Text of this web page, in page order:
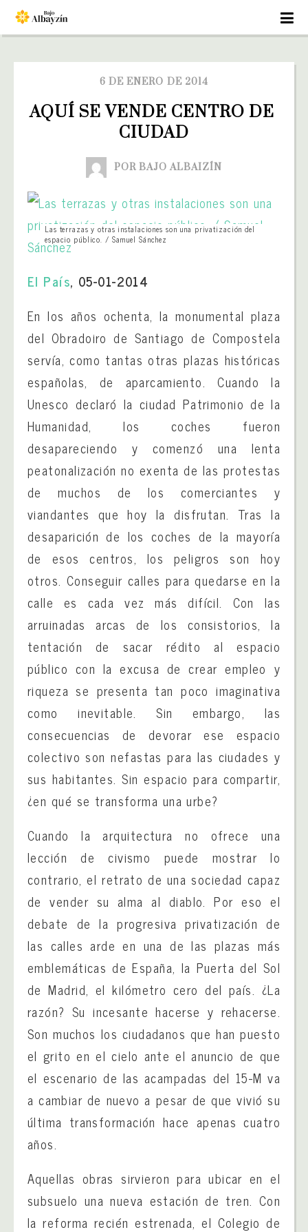
6 DE ENERO DE 2014
AQUÍ SE VENDE CENTRO DE
CIUDAD
POR BAJO ALBAIZÍN
Las terrazas y otras instalaciones son una privatización del
espacio público. / Samuel Sánchez
El País, 05-01-2014
En los años ochenta, la monumental plaza
del Obradoiro de Santiago de Compostela
servía, como tantas otras plazas históricas
españolas, de aparcamiento. Cuando la
Unesco declaró la ciudad Patrimonio de la
Humanidad, los coches fueron
desapareciendo y comenzó una lenta
peatonalización no exenta de las protestas
de muchos de los comerciantes y
viandantes que hoy la disfrutan. Tras la
desaparición de los coches de la mayoría
de esos centros, los peligros son hoy
otros. Conseguir calles para quedarse en la
calle es cada vez más difícil. Con las
arruinadas arcas de los consistorios, la
tentación de sacar rédito al espacio
público con la excusa de crear empleo y
riqueza se presenta tan poco imaginativa
como inevitable. Sin embargo, las
consecuencias de devorar ese espacio
colectivo son nefastas para las ciudades y
sus habitantes. Sin espacio para compartir,
¿en qué se transforma una urbe?
Cuando la arquitectura no ofrece una
lección de civismo puede mostrar lo
contrario, el retrato de una sociedad capaz
de vender su alma al diablo. Por eso el
debate de la progresiva privatización de
las calles arde en una de las plazas más
emblemáticas de España, la Puerta del Sol
de Madrid, el kilómetro cero del país. ¿La
razón? Su incesante hacerse y rehacerse.
Son muchos los ciudadanos que han puesto
el grito en el cielo ante el anuncio de que
el escenario de las acampadas del 15-M va
a cambiar de nuevo a pesar de que vivió su
última transformación hace apenas cuatro
años.
Aquellas obras sirvieron para ubicar en el
subsuelo una nueva estación de tren. Con
la reforma recién estrenada, el Colegio de